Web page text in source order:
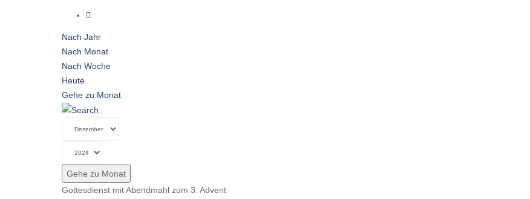
Nach Jahr
Nach Monat
Nach Woche
Heute
Gehe zu Monat
Gehe zu Monat
Gottesdienst mit Abendmahl zum 3. Advent